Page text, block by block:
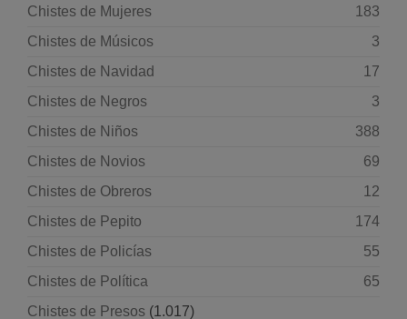
Chistes de Mujeres
183
Chistes de Músicos
3
Chistes de Navidad
17
Chistes de Negros
3
Chistes de Niños
388
Chistes de Novios
69
Chistes de Obreros
12
Chistes de Pepito
174
Chistes de Policías
55
Chistes de Política
65
Chistes de Presos (1.017)